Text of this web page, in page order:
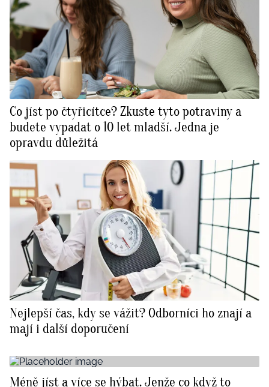
Co jíst po čtyřicítce? Zkuste tyto potraviny a
budete vypadat o 10 let mladší. Jedna je
opravdu důležitá
Nejlepší čas, kdy se vážit? Odborníci ho znají a
mají i další doporučení
Méně jíst a více se hýbat. Jenže co když to